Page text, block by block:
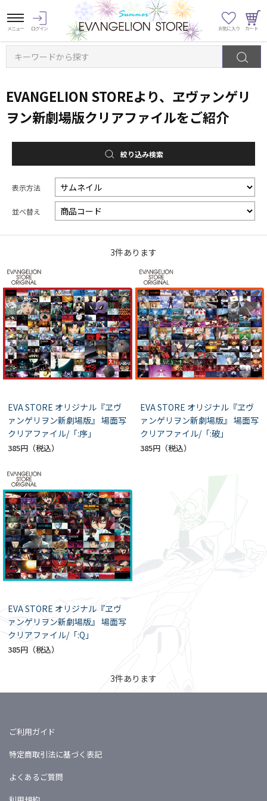
キーワードから探す
EVANGELION STOREより、ヱヴァンゲリ
ヲン新劇場版クリアファイルをご紹介
絞り込み検索
表示方法
並べ替え
3件あります
EVA STORE オリジナル『ヱヴ
ァンゲリヲン新劇場版』 場面写
クリアファイル/「:序」
385円
EVA STORE オリジナル『ヱヴ
ァンゲリヲン新劇場版』 場面写
クリアファイル/「:破」
385円
EVA STORE オリジナル『ヱヴ
ァンゲリヲン新劇場版』 場面写
クリアファイル/「:Q」
385円
3件あります
ご利用ガイド
特定商取引法に基づく表記
よくあるご質問